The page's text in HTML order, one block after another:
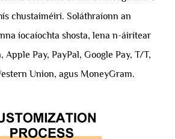
chustaiméirí. Soláthraíonn an
íocaíochta shosta, lena n-áirítear
Apple Pay, PayPal, Google Pay, T/T,
Union, agus MoneyGram.